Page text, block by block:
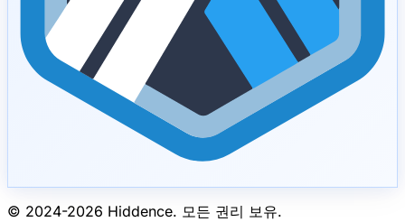
© 2024-2026 Hiddence. 모든 권리 보유.